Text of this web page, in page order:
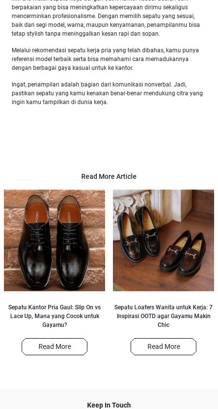
berpakaian yang bisa meningkatkan kepercayaan dirimu sekaligus
mencerminkan profesionalisme. Dengan memilih sepatu yang sesuai,
baik dari segi model, warna, maupun kenyamanan, penampilanmu bisa
tetap stylish tanpa meninggalkan kesan rapi dan sopan.
Melalui rekomendasi sepatu kerja pria yang telah dibahas, kamu punya
referensi model terbaik serta bisa memahami cara memadukannya
dengan berbagai gaya kasual untuk ke kantor.
Ingat, penampilan adalah bagian dari komunikasi nonverbal. Jadi,
pastikan sepatu yang kamu kenakan benar-benar mendukung citra yang
ingin kamu tampilkan di dunia kerja.
Read More Article
Sepatu Kantor Pria Gaul: Slip On vs
Lace Up, Mana yang Cocok untuk
Gayamu?
Read More
Sepatu Loafers Wanita untuk Kerja: 7
Inspirasi OOTD agar Gayamu Makin
Chic
Read More
Keep In Touch